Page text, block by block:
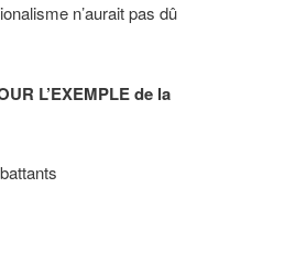
n’aurait pas dû
L’EXEMPLE de la